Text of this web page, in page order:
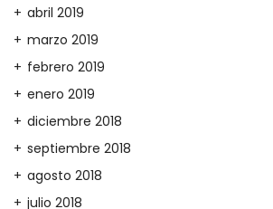
abril 2019
marzo 2019
febrero 2019
enero 2019
diciembre 2018
septiembre 2018
agosto 2018
julio 2018